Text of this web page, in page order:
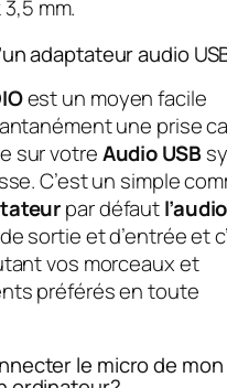
mm.
adaptateur audio
est un moyen facile
une prise
sur votreAudio USB
C’est un simple
par défautl’audio
sortie et d’entrée et
vos morceaux et
préférés en toute
le micro de mon